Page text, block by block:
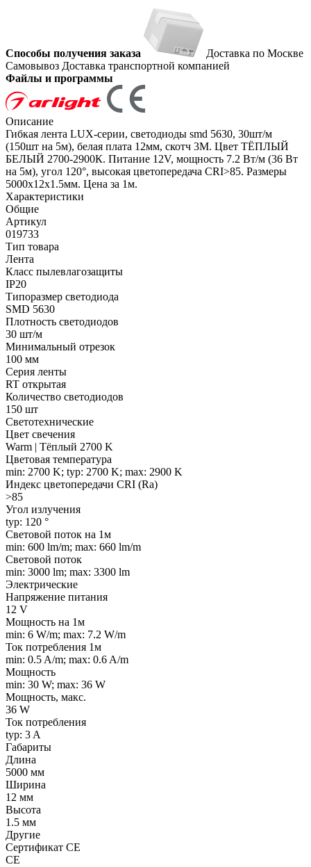
Способы получения заказа
Доставка по Москве
Самовывоз Доставка транспортной компанией
Файлы и программы
Описание
Гибкая лента LUX-серии, светодиоды smd 5630, 30шт/м
(150шт на 5м), белая плата 12мм, скотч 3М. Цвет ТЁПЛЫЙ
БЕЛЫЙ 2700-2900К. Питание 12V, мощность 7.2 Вт/м (36 Вт
на 5м), угол 120°, высокая цветопередача CRI>85. Размеры
5000х12х1.5мм. Цена за 1м.
Характеристики
Общие
Артикул
019733
Тип товара
Лента
Класс пылевлагозащиты
IP20
Типоразмер светодиода
SMD 5630
Плотность светодиодов
30 шт/м
Минимальный отрезок
100 мм
Серия ленты
RT открытая
Количество светодиодов
150 шт
Светотехнические
Цвет свечения
Warm | Тёплый 2700 K
Цветовая температура
min: 2700 K; typ: 2700 K; max: 2900 K
Индекс цветопередачи CRI (Ra)
>85
Угол излучения
typ: 120 °
Световой поток на 1м
min: 600 lm/m; max: 660 lm/m
Световой поток
min: 3000 lm; max: 3300 lm
Электрические
Напряжение питания
12 V
Мощность на 1м
min: 6 W/m; max: 7.2 W/m
Ток потребления 1м
min: 0.5 A/m; max: 0.6 A/m
Мощность
min: 30 W; max: 36 W
Мощность, макс.
36 W
Ток потребления
typ: 3 A
Габариты
Длина
5000 мм
Ширина
12 мм
Высота
1.5 мм
Другие
Сертификат CE
CE